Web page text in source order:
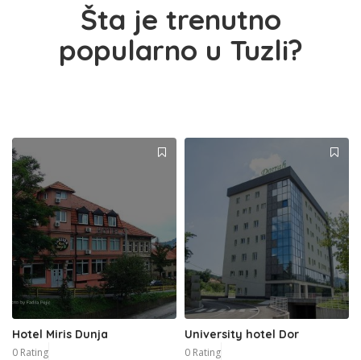
Šta je trenutno
popularno u Tuzli?
Hotel Miris Dunja
0 Rating
University hotel Dor
0 Rating